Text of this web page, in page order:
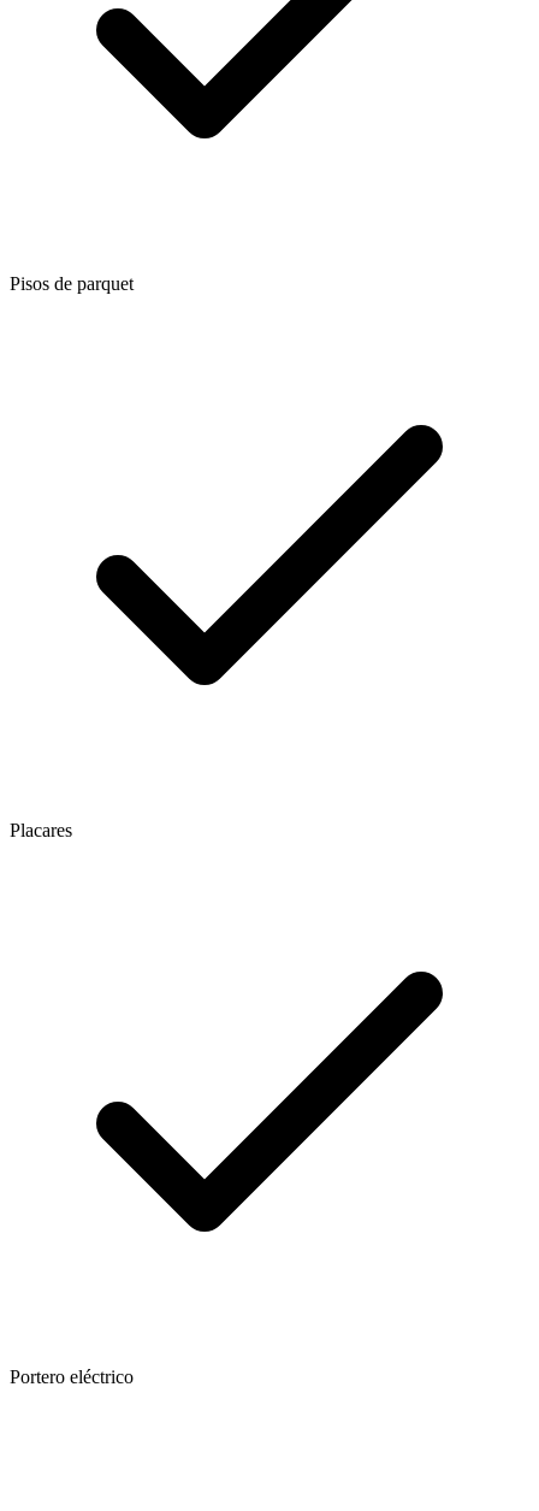
Pisos de parquet
Placares
Portero eléctrico